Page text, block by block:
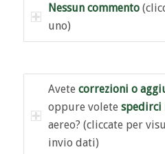
Nessun commento
uno)
Avete correzioni o
oppure volete spedirci
aereo? (cliccate per
invio dati)